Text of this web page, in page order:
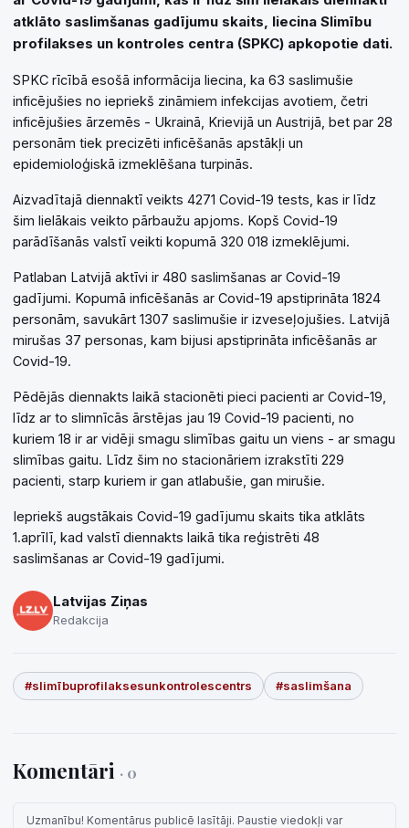
atklāto saslimšanas gadījumu skaits, liecina Slimību
profilakses un kontroles centra (SPKC) apkopotie dati.
SPKC rīcībā esošā informācija liecina, ka 63 saslimušie
inficējušies no iepriekš zināmiem infekcijas avotiem, četri
inficējušies ārzemēs - Ukrainā, Krievijā un Austrijā, bet par 28
personām tiek precizēti inficēšanās apstākļi un
epidemioloģiskā izmeklēšana turpinās.
Aizvadītajā diennaktī veikts 4271 Covid-19 tests, kas ir līdz
šim lielākais veikto pārbaužu apjoms. Kopš Covid-19
parādīšanās valstī veikti kopumā 320 018 izmeklējumi.
Patlaban Latvijā aktīvi ir 480 saslimšanas ar Covid-19
gadījumi. Kopumā inficēšanās ar Covid-19 apstiprināta 1824
personām, savukārt 1307 saslimušie ir izveseļojušies. Latvijā
mirušas 37 personas, kam bijusi apstiprināta inficēšanās ar
Covid-19.
Pēdējās diennakts laikā stacionēti pieci pacienti ar Covid-19,
līdz ar to slimnīcās ārstējas jau 19 Covid-19 pacienti, no
kuriem 18 ir ar vidēji smagu slimības gaitu un viens - ar smagu
slimības gaitu. Līdz šim no stacionāriem izrakstīti 229
pacienti, starp kuriem ir gan atlabušie, gan mirušie.
Iepriekš augstākais Covid-19 gadījumu skaits tika atklāts
1.aprīlī, kad valstī diennakts laikā tika reģistrēti 48
saslimšanas ar Covid-19 gadījumi.
Latvijas Ziņas
Redakcija
#slimībuprofilaksesunkontrolescentrs #saslimšana
Komentāri · 0
Uzmanību! Komentārus publicē lasītāji. Paustie viedokļi var